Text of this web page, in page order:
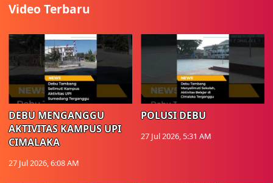
Video Terbaru
DEBU MENGANGGU
AKTIVITAS KAMPUS UPI
CIMALAKA
27 Jul 2026, 6:08 AM
POLUSI DEBU
27 Jul 2026, 5:31 AM